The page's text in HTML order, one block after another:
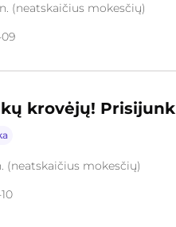
(neatskaičius mokesčių)
krovėjų!
(neatskaičius mokesčių)